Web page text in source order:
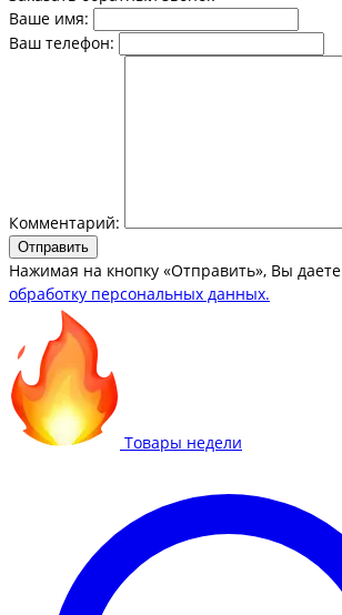
Ваше имя:
Ваш телефон:
Комментарий:
Отправить
Нажимая на кнопку «Отправить», Вы даете
обработку персональных данных.
Товары недели